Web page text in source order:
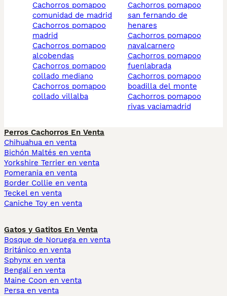
cachorros pomapoo
comunidad de madrid
cachorros pomapoo
madrid
cachorros pomapoo
alcobendas
cachorros pomapoo
collado mediano
cachorros pomapoo
collado villalba
cachorros pomapoo
san fernando de
henares
cachorros pomapoo
navalcarnero
cachorros pomapoo
fuenlabrada
cachorros pomapoo
boadilla del monte
cachorros pomapoo
rivas vaciamadrid
Perros Cachorros En Venta
Chihuahua en venta
Bichón Maltés en venta
Yorkshire Terrier en venta
Pomerania en venta
Border Collie en venta
Teckel en venta
Caniche Toy en venta
Gatos y Gatitos En Venta
Bosque de Noruega en venta
Británico en venta
Sphynx en venta
Bengalí en venta
Maine Coon en venta
Persa en venta